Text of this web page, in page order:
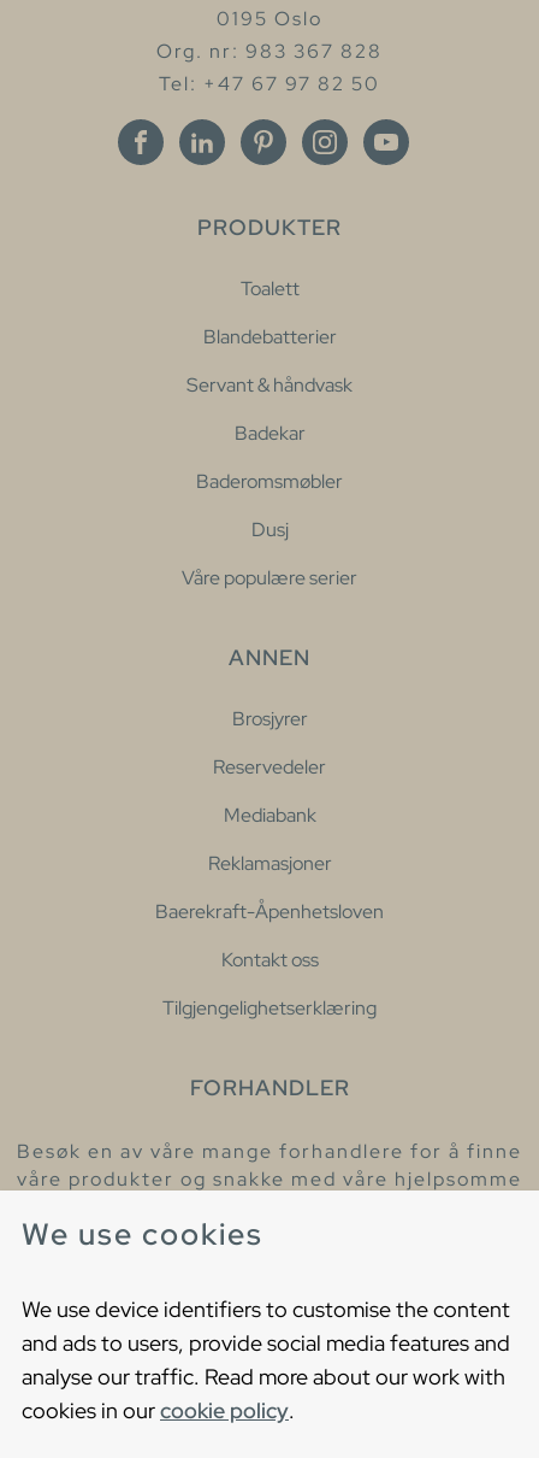
We use cookies
We use device identifiers to customise the content
and ads to users, provide social media features and
analyse our traffic. Read more about our work with
cookies in ourcookie policy.
0195 Oslo
Org. nr: 983 367 828
Tel: +47 67 97 82 50
PRODUKTER
Toalett
Blandebatterier
Servant & håndvask
Badekar
Baderomsmøbler
Dusj
Våre populære serier
ANNEN
Brosjyrer
Reservedeler
Mediabank
Reklamasjoner
Baerekraft-Åpenhetsloven
Kontakt oss
Tilgjengelighetserklæring
FORHANDLER
Besøk en av våre mange forhandlere for å finne
våre produkter og snakke med våre hjelpsomme